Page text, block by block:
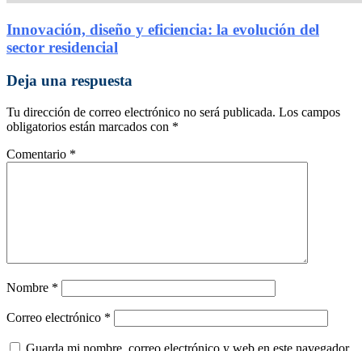
Innovación, diseño y eficiencia: la evolución del
sector residencial
Deja una respuesta
Tu dirección de correo electrónico no será publicada. Los campos
obligatorios están marcados con *
Comentario *
Nombre *
Correo electrónico *
Guarda mi nombre, correo electrónico y web en este navegador